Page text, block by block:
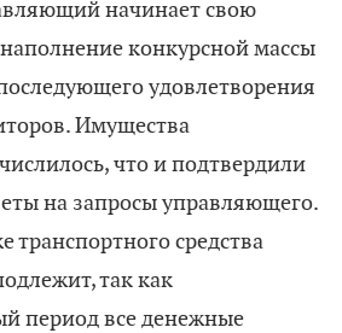
начинает свою
конкурсной массы
удовлетворения
Имущества
что и подтвердили
на запросы управляющего.
транспортного средства
так как
период все денежные